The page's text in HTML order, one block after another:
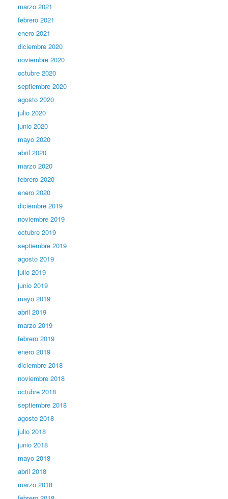
marzo 2021
febrero 2021
enero 2021
diciembre 2020
noviembre 2020
octubre 2020
septiembre 2020
agosto 2020
julio 2020
junio 2020
mayo 2020
abril 2020
marzo 2020
febrero 2020
enero 2020
diciembre 2019
noviembre 2019
octubre 2019
septiembre 2019
agosto 2019
julio 2019
junio 2019
mayo 2019
abril 2019
marzo 2019
febrero 2019
enero 2019
diciembre 2018
noviembre 2018
octubre 2018
septiembre 2018
agosto 2018
julio 2018
junio 2018
mayo 2018
abril 2018
marzo 2018